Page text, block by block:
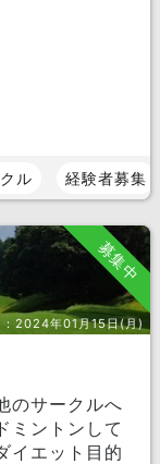
ル 経験者募集
募集中
2024年01月15日(月)
のサークルへ
ミントンして
イエット目的